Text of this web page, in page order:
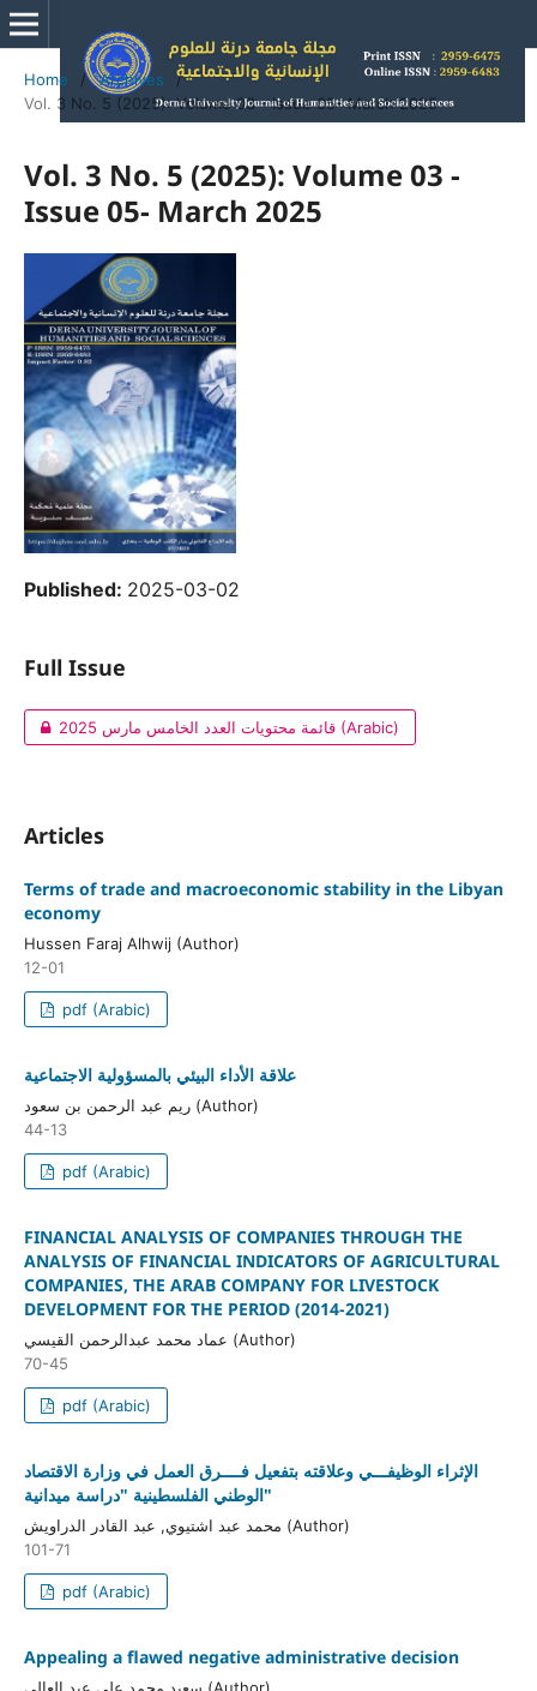
Home / Archives
/
Vol. 3 No. 5 (2025): Volume 03 - Issue 05- March 2025
Vol. 3 No. 5 (2025): Volume 03 -
Issue 05- March 2025
Published: 2025-03-02
Full Issue
قائمة محتويات العدد الخامس مارس 2025 (Arabic)
Articles
Terms of trade and macroeconomic stability in the Libyan
economy
Hussen Faraj Alhwij (Author)
12-01
pdf (Arabic)
علاقة الأداء البيئي بالمسؤولية الاجتماعية
ريم عبد الرحمن بن سعود (Author)
44-13
pdf (Arabic)
FINANCIAL ANALYSIS OF COMPANIES THROUGH THE
ANALYSIS OF FINANCIAL INDICATORS OF AGRICULTURAL
COMPANIES, THE ARAB COMPANY FOR LIVESTOCK
DEVELOPMENT FOR THE PERIOD (2014-2021)
عماد محمد عبدالرحمن القيسي (Author)
70-45
pdf (Arabic)
الإثراء الوظيفـــي وعلاقته بتفعيل فــــرق العمل في وزارة الاقتصاد
الوطني الفلسطينية "دراسة ميدانية"
محمد عبد اشتيوي, عبد القادر الدراويش (Author)
101-71
pdf (Arabic)
Appealing a flawed negative administrative decision